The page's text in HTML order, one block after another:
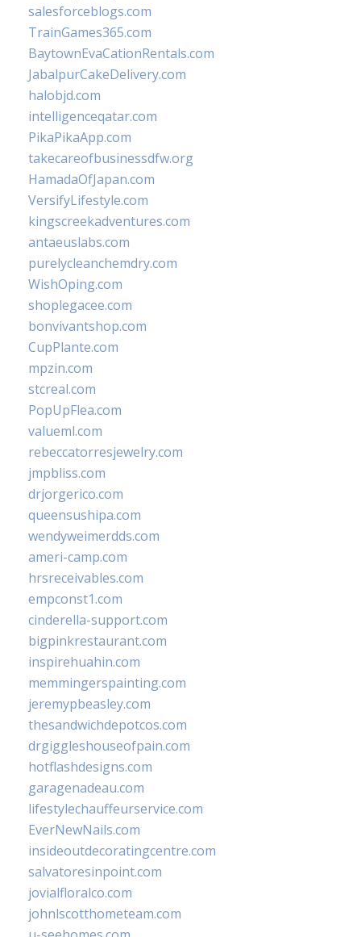
salesforceblogs.com
TrainGames365.com
BaytownEvaCationRentals.com
JabalpurCakeDelivery.com
halobjd.com
intelligenceqatar.com
PikaPikaApp.com
takecareofbusinessdfw.org
HamadaOfJapan.com
VersifyLifestyle.com
kingscreekadventures.com
antaeuslabs.com
purelycleanchemdry.com
WishOping.com
shoplegacee.com
bonvivantshop.com
CupPlante.com
mpzin.com
stcreal.com
PopUpFlea.com
valueml.com
rebeccatorresjewelry.com
jmpbliss.com
drjorgerico.com
queensushipa.com
wendyweimerdds.com
ameri-camp.com
hrsreceivables.com
empconst1.com
cinderella-support.com
bigpinkrestaurant.com
inspirehuahin.com
memmingerspainting.com
jeremypbeasley.com
thesandwichdepotcos.com
drgiggleshouseofpain.com
hotflashdesigns.com
garagenadeau.com
lifestylechauffeurservice.com
EverNewNails.com
insideoutdecoratingcentre.com
salvatoresinpoint.com
jovialfloralco.com
johnlscotthometeam.com